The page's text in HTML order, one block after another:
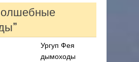
Ургуп Фея
дымоходы